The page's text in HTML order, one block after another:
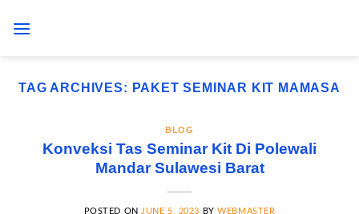
TAG ARCHIVES: PAKET SEMINAR KIT MAMASA
BLOG
Konveksi Tas Seminar Kit Di Polewali
Mandar Sulawesi Barat
POSTED ON JUNE 5, 2023 BYWEBMASTER